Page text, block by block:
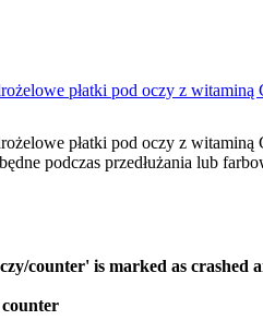
płatki pod oczy z witaminą
płatki pod oczy z witaminą
podczas przedłużania lub
counter' is marked as crashed